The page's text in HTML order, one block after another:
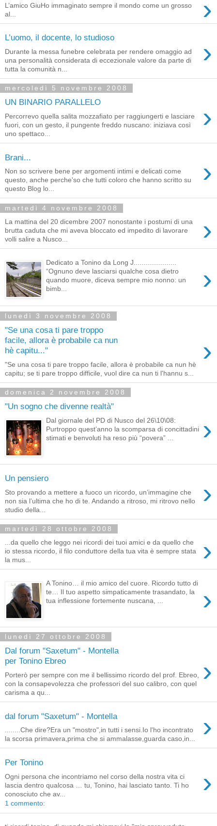
›
L’amico GiuHo immaginato sempre il mondo come un grosso
al...
L’uomo, il docente, lo studioso ›
Durante la messa funebre celebrata per rendere omaggio ad
una personalità con­siderata di eccezionale valore da parte di
tutta la comunità n...
mercoledì 5 novembre 2008
UN BINARIO PARALLELO ›
Percorrevo quella salita mozzafiato per raggiungerti e lasciare
fuori, con un gesto, il pungente freddo nuscano: iniziava così
uno spettaco...
Brani... ›
Non so scrivere bene per argomenti intimi e delicati come
questo, anche perche'so che tutti coloro che hanno scritto su
questo Blog lo...
martedì 4 novembre 2008
›
La mattina del 20 dicembre 2007 nonostante i postumi di una
brutta caduta che mi aveva bloccato ed impedito di lavorare
volli salire a Nusco...
›
Dedicato a Tonino da Long J......................
“Ognuno deve lasciarsi qualche cosa dietro
quando muore, diceva sempre mio nonno: un
bimb...
lunedì 3 novembre 2008
"Se una cosa ti pare troppo
facile, allora è probabile ca nun
hè capitu..."
›
"Se una cosa ti pare troppo facile, allora è probabile ca nun hè
capitu; se ti pare troppo difficile, vuol dire ca nun ti l'hannu s...
domenica 2 novembre 2008
"Un sogno che divenne realtà"
›
Dal giornale del PD di Nusco del 26\10\08:
Purtroppo quest’anno la scomparsa di concittadini
stimati e benvoluti ha reso più “povera” ...
Un pensiero ›
Sto provando a mettere a fuoco un ricordo, un’immagine che
non sia l’ultima che ho di te. Andando a ritroso, mi ritrovo nello
studio della...
martedì 28 ottobre 2008
›
...da quello che leggo nei ricordi dei tuoi amici e da quello che
io stessa ricordo, il filo conduttore della tua vita è sempre stata
la mus...
›
A Tonino… il mio amico del cuore. Ricordo tutto di
te… Il tuo aspetto simpaticamente trasandato, la
tua inflessione fortemente nuscana, ...
lunedì 27 ottobre 2008
Dal forum "Saxetum" - Montella
per Tonino Ebreo
›
Porterò per sempre con me il bellissimo ricordo del prof. Ebreo,
con la consapevolezza che professori del suo calibro, con quel
carisma a qu...
dal forum "Saxetum" - Montella ›
........Che dire?Era un "mostro",in tutti i sensi.Io l'ho incontrato
la scorsa primavera,prima che si ammalasse,guarda caso,in...
Per Tonino
›
Ogni persona che incontriamo nel corso della nostra vita ci
lascia dentro qualcosa … tu, Tonino, hai lasciato tanto. Ti ho
conosciuto che av...
1 commento: